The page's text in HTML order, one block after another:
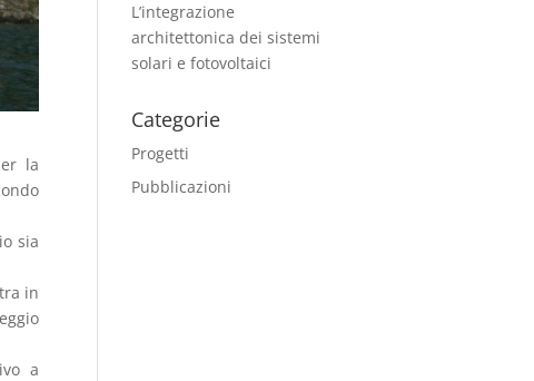
la
sia
in
a
L’integrazione
architettonica dei sistemi
solari e fotovoltaici
Categorie
Progetti
Pubblicazioni